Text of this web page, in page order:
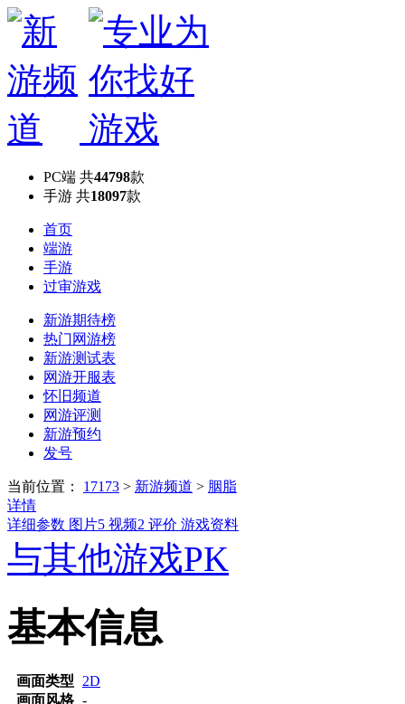
PC端 共44798款
手游 共18097款
首页
端游
手游
过审游戏
新游期待榜
热门网游榜
新游测试表
网游开服表
怀旧频道
网游评测
新游预约
发号
当前位置： 17173 > 新游频道 > 胭脂
详情
详细参数 图片5 视频2 评价 游戏资料
与其他游戏PK
基本信息
画面类型
2D
画面风格 -